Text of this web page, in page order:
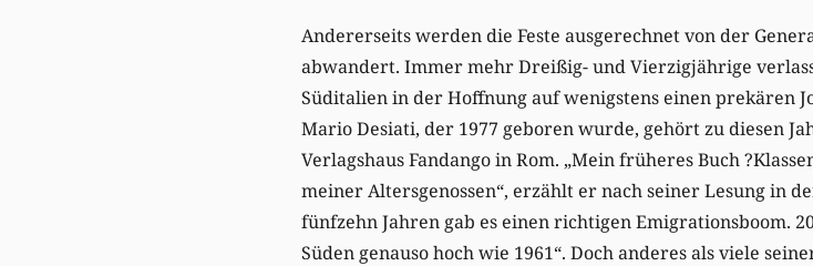
Andererseits werden die Feste ausgerechnet von der
abwandert. Immer mehr Dreißig- und Vierzigjährige
Süditalien in der Hoffnung auf wenigstens einen prekären
Mario Desiati, der 1977 geboren wurde, gehört zu diesen
Verlagshaus Fandango in Rom. „Mein früheres Buch
meiner Altersgenossen“, erzählt er nach seiner Lesung in
fünfzehn Jahren gab es einen richtigen Emigrationsboom.
Süden genauso hoch wie 1961“. Doch anderes als viele